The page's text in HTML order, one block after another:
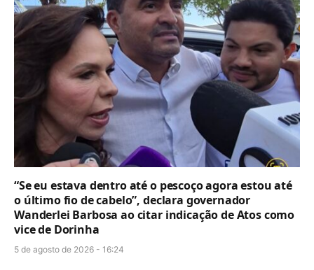
“Se eu estava dentro até o pescoço agora estou até
o último fio de cabelo”, declara governador
Wanderlei Barbosa ao citar indicação de Atos como
vice de Dorinha
5 de agosto de 2026 - 16:24